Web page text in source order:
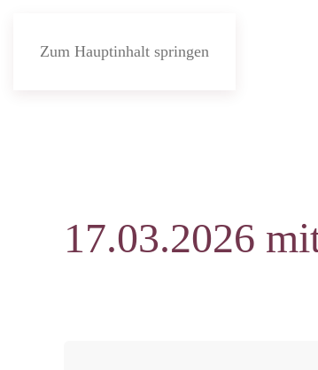
Zum Hauptinhalt springen
17.03.2026